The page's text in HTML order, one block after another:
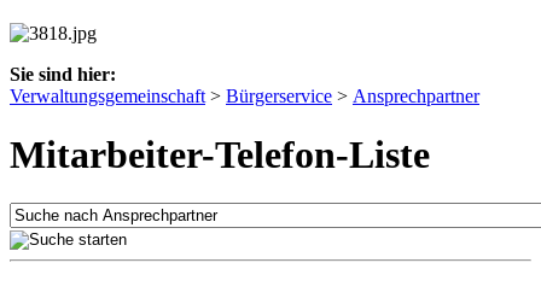
Sie sind hier:
Verwaltungsgemeinschaft > Bürgerservice > Ansprechpartner
Mitarbeiter-Telefon-Liste